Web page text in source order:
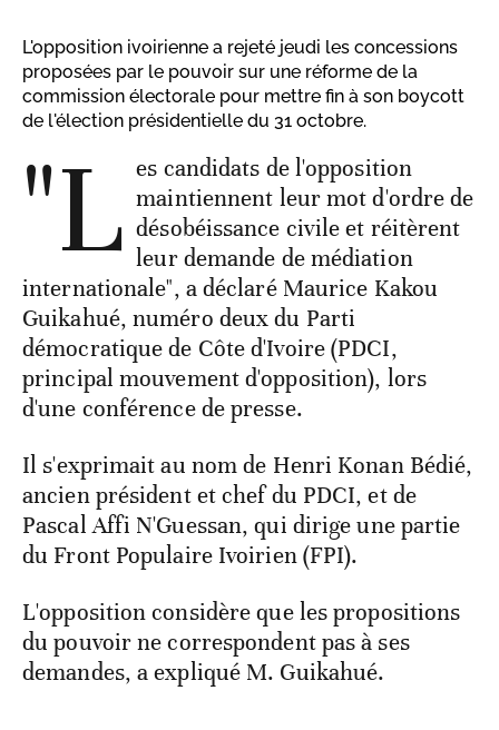
L'opposition ivoirienne a rejeté jeudi les concessions
proposées par le pouvoir sur une réforme de la
commission électorale pour mettre fin à son boycott
de l'élection présidentielle du 31 octobre.
"L es candidats de l'opposition
maintiennent leur mot d'ordre de
désobéissance civile et réitèrent
leur demande de médiation
internationale", a déclaré Maurice Kakou
Guikahué, numéro deux du Parti
démocratique de Côte d'Ivoire (PDCI,
principal mouvement d'opposition), lors
d'une conférence de presse.
Il s'exprimait au nom de Henri Konan Bédié,
ancien président et chef du PDCI, et de
Pascal Affi N'Guessan, qui dirige une partie
du Front Populaire Ivoirien (FPI).
L'opposition considère que les propositions
du pouvoir ne correspondent pas à ses
demandes, a expliqué M. Guikahué.